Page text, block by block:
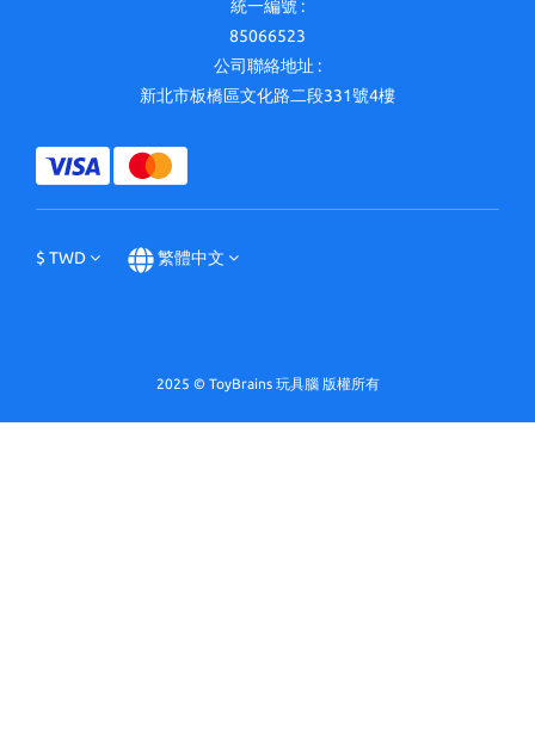
統一編號 :
85066523
公司聯絡地址 :
新北市板橋區文化路二段331號4樓
$ TWD 繁體中文
2025 © ToyBrains 玩具腦 版權所有